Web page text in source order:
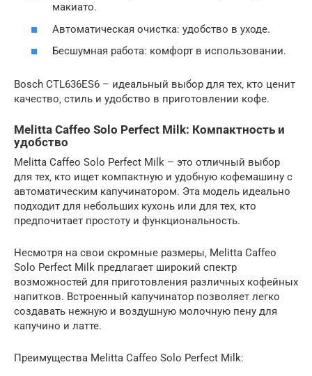
макиато.
Автоматическая очистка: удобство в уходе.
Бесшумная работа: комфорт в использовании.
Bosch CTL636ES6 – идеальный выбор для тех‚ кто ценит
качество‚ стиль и удобство в приготовлении кофе.
Melitta Caffeo Solo Perfect Milk: Компактность и
удобство
Melitta Caffeo Solo Perfect Milk – это отличный выбор
для тех‚ кто ищет компактную и удобную кофемашину с
автоматическим капучинатором. Эта модель идеально
подходит для небольших кухонь или для тех‚ кто
предпочитает простоту и функциональность.
Несмотря на свои скромные размеры‚ Melitta Caffeo
Solo Perfect Milk предлагает широкий спектр
возможностей для приготовления различных кофейных
напитков. Встроенный капучинатор позволяет легко
создавать нежную и воздушную молочную пену для
капучино и латте.
Преимущества Melitta Caffeo Solo Perfect Milk: